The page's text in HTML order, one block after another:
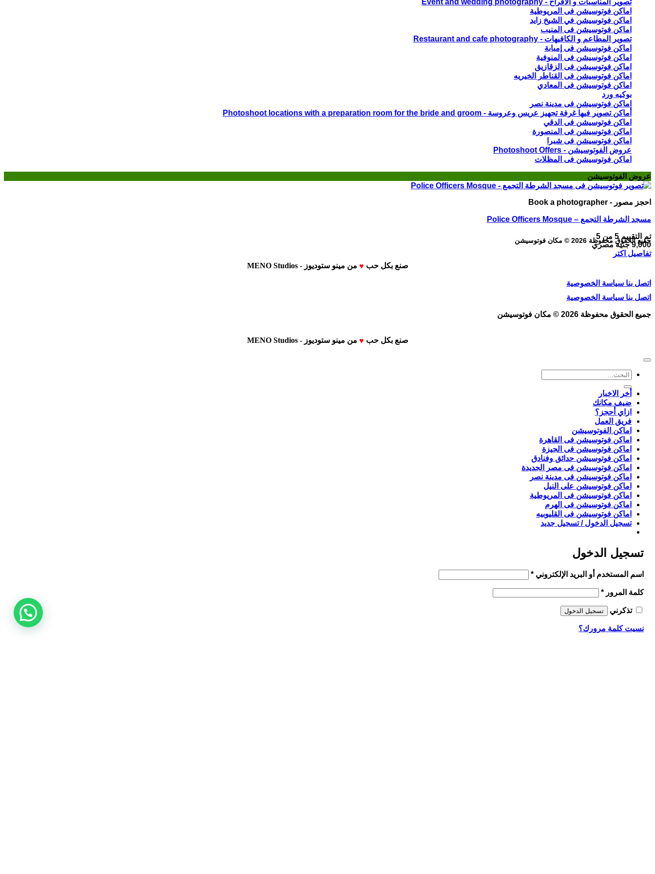
اماكن فوتوسيشن فى المريوطية
اماكن فوتوسيشن في الشيخ زايد
اماكن فوتوسيشن فى المنيب
تصوير المطاعم و الكافيهات - Restaurant and cafe photography
اماكن فوتوسيشن فى إمبابة
اماكن فوتوسيشن فى المنوفية
اماكن فوتوسيشن فى الزقازيق
اماكن فوتوسيشن فى القناطر الخيريه
اماكن فوتوسيشن فى المعادي
بوكيه ورد
اماكن فوتوسيشن فى مدينة نصر
أماكن تصوير فيها غرفة تجهيز عريس وعروسة - Photoshoot locations with a preparation room for the bride and groom
اماكن فوتوسيشن فى الدقي
اماكن فوتوسيشن فى المنصورة
اماكن فوتوسيشن فى شبرا
عروض الفوتوسيشن - Photoshoot Offers
اماكن فوتوسيشن فى المظلات
عروض الفوتوسيشن
احجز مصور - Book a photographer
مسجد الشرطة التجمع – Police Officers Mosque
تم التقييم5 من 5
9,000 جنية مصري
تفاصيل اكتر
جميع الحقوق محفوظة 2026 © مكان فوتوسيشن
صنع بكل حب ♥ من مينو ستوديوز - MENO Studios
اتصل بنا سياسة الخصوصية
اتصل بنا سياسة الخصوصية
جميع الحقوق محفوظة 2026 © مكان فوتوسيشن
صنع بكل حب ♥ من مينو ستوديوز - MENO Studios
البحث
أخر الاخبار
ضيف مكانك
ازاي أحجز؟
فريق العمل
اماكن الفوتوسيشن
اماكن فوتوسيشن فى القاهرة
اماكن فوتوسيشن فى الجيزة
اماكن فوتوسيشن حدائق وفنادق
اماكن فوتوسيشن فى مصر الجديدة
اماكن فوتوسيشن فى مدينة نصر
اماكن فوتوسيشن على النيل
اماكن فوتوسيشن فى المريوطية
اماكن فوتوسيشن فى الهرم
اماكن فوتوسيشن فى القليوبيه
تسجيل الدخول / تسجيل جديد
تسجيل الدخول
اسم المستخدم أو البريد الإلكتروني *مطلوبة
كلمة المرور *مطلوبة
تذكرني تسجيل الدخول
نسيت كلمة مرورك؟